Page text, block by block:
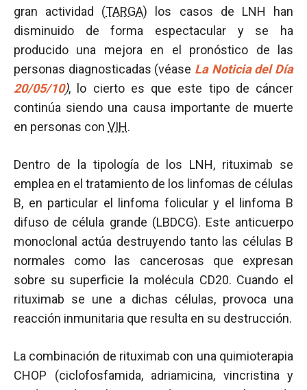
gran actividad (TARGA) los casos de LNH han
disminuido de forma espectacular y se ha
producido una mejora en el pronóstico de las
personas diagnosticadas (véase La Noticia del Día
20/05/10), lo cierto es que este tipo de cáncer
continúa siendo una causa importante de muerte
en personas con VIH.
Dentro de la tipología de los LNH, rituximab se
emplea en el tratamiento de los linfomas de células
B, en particular el linfoma folicular y el linfoma B
difuso de célula grande (LBDCG). Este anticuerpo
monoclonal actúa destruyendo tanto las células B
normales como las cancerosas que expresan
sobre su superficie la molécula CD20. Cuando el
rituximab se une a dichas células, provoca una
reacción inmunitaria que resulta en su destrucción.
La combinación de rituximab con una quimioterapia
CHOP (ciclofosfamida, adriamicina, vincristina y